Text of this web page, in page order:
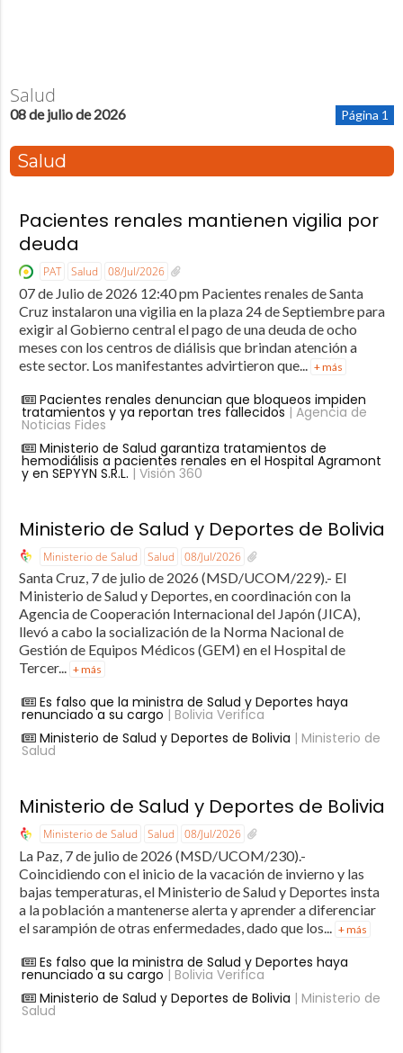
Salud
08 de julio de 2026 Página 1
Salud
Pacientes renales mantienen vigilia por
deuda
PAT Salud 08/Jul/2026
07 de Julio de 2026 12:40 pm Pacientes renales de Santa
Cruz instalaron una vigilia en la plaza 24 de Septiembre para
exigir al Gobierno central el pago de una deuda de ocho
meses con los centros de diálisis que brindan atención a
este sector. Los manifestantes advirtieron que...
+ más
Pacientes renales denuncian que bloqueos impiden
tratamientos y ya reportan tres fallecidos | Agencia de
Noticias Fides
Ministerio de Salud garantiza tratamientos de
hemodiálisis a pacientes renales en el Hospital Agramont
y en SEPYYN S.R.L. | Visión 360
Ministerio de Salud y Deportes de Bolivia
Ministerio de Salud Salud 08/Jul/2026
Santa Cruz, 7 de julio de 2026 (MSD/UCOM/229).- El
Ministerio de Salud y Deportes, en coordinación con la
Agencia de Cooperación Internacional del Japón (JICA),
llevó a cabo la socialización de la Norma Nacional de
Gestión de Equipos Médicos (GEM) en el Hospital de
Tercer... + más
Es falso que la ministra de Salud y Deportes haya
renunciado a su cargo | Bolivia Verifica
Ministerio de Salud y Deportes de Bolivia | Ministerio de
Salud
Ministerio de Salud y Deportes de Bolivia
Ministerio de Salud Salud 08/Jul/2026
La Paz, 7 de julio de 2026 (MSD/UCOM/230).-
Coincidiendo con el inicio de la vacación de invierno y las
bajas temperaturas, el Ministerio de Salud y Deportes insta
a la población a mantenerse alerta y aprender a diferenciar
el sarampión de otras enfermedades, dado que los... + más
Es falso que la ministra de Salud y Deportes haya
renunciado a su cargo | Bolivia Verifica
Ministerio de Salud y Deportes de Bolivia | Ministerio de
Salud